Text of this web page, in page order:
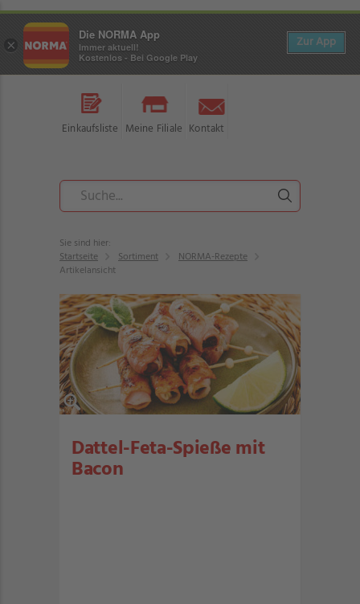
Einkaufsliste Meine Filiale Kontakt
Sie sind hier:
Startseite
Sortiment
NORMA-Rezepte
Artikelansicht
Dattel-Feta-Spieße mit
Bacon
×
Die NORMA App
Immer aktuell!
Kostenlos - Bei Google Play
Zur App